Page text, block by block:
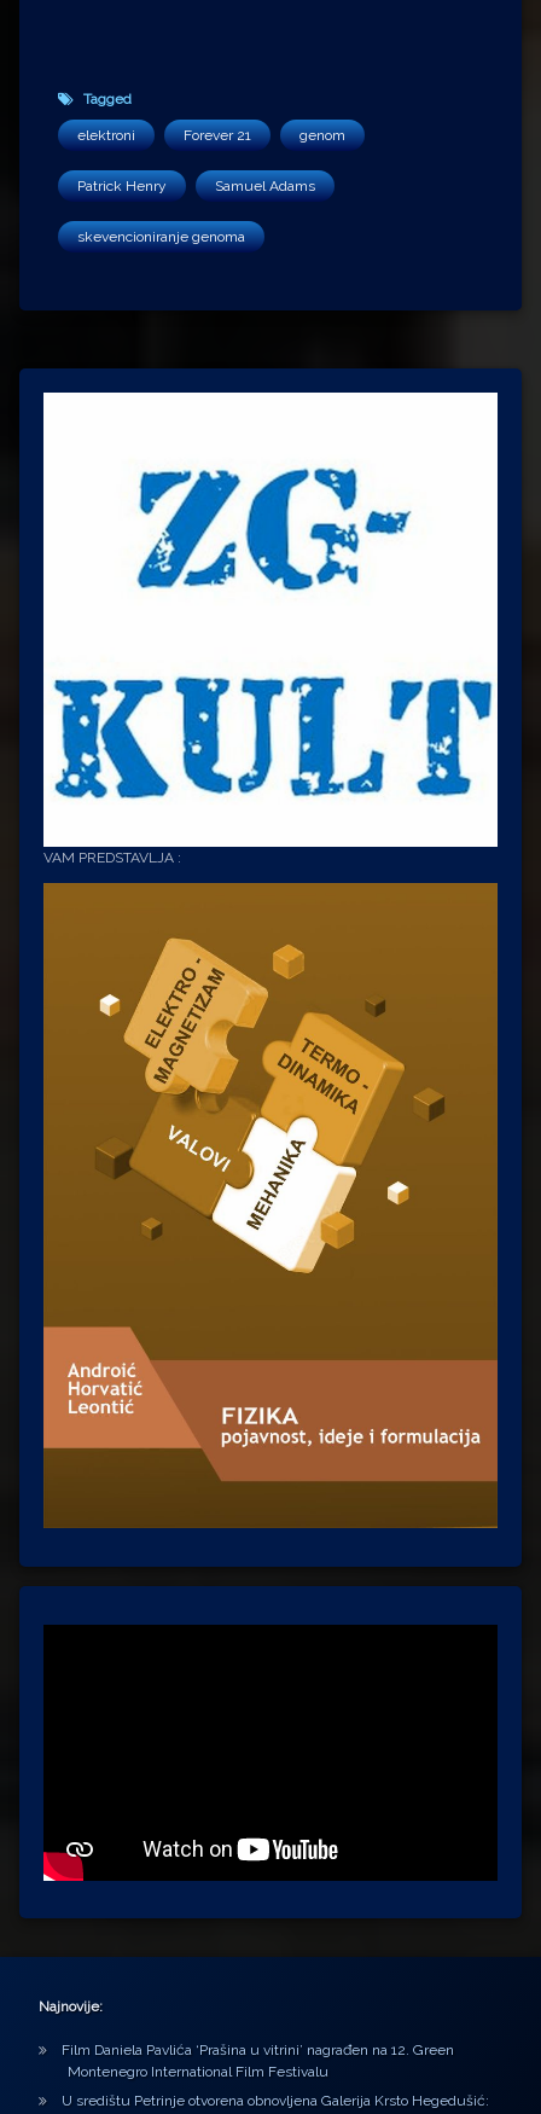
Tagged
elektroni Forever 21 genom
Patrick Henry Samuel Adams
skevencioniranje genoma
VAM PREDSTAVLJA :
Najnovije:
Film Daniela Pavlića ‘Prašina u vitrini’ nagrađen na 12. Green
Montenegro International Film Festivalu
U središtu Petrinje otvorena obnovljena Galerija Krsto Hegedušić: